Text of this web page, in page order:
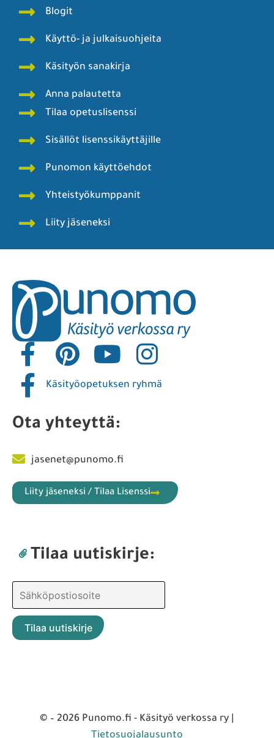
Blogit
Käyttö- ja julkaisuohjeita
Käsityön sanakirja
Anna palautetta
Tilaa opetuslisenssi
Sisällöt lisenssikäyttäjille
Punomon käyttöehdot
Yhteistyökumppanit
Liity jäseneksi
Käsityöopetuksen ryhmä
Ota yhteyttä:
jasenet@punomo.fi
Liity jäseneksi / Tilaa Lisenssi
Tilaa uutiskirje:
© – 2026 Punomo.fi - Käsityö verkossa ry |
Tietosuojalausunto